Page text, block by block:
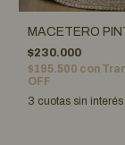
MACETERO
$230.000
$195.500 con
OFF
3 cuotas sin